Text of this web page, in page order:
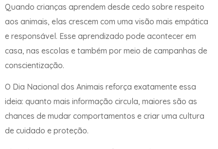
Quando crianças aprendem desde cedo sobre respeito
aos animais, elas crescem com uma visão mais empática
e responsável. Esse aprendizado pode acontecer em
casa, nas escolas e também por meio de campanhas de
conscientização.
O Dia Nacional dos Animais reforça exatamente essa
ideia: quanto mais informação circula, maiores são as
chances de mudar comportamentos e criar uma cultura
de cuidado e proteção.